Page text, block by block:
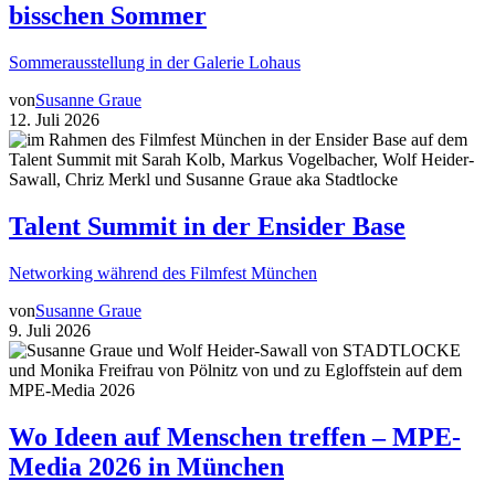
bisschen Sommer
Sommerausstellung in der Galerie Lohaus
vonSusanne Graue
12. Juli 2026
Talent Summit in der Ensider Base
Networking während des Filmfest München
vonSusanne Graue
9. Juli 2026
Wo Ideen auf Menschen treffen – MPE-
Media 2026 in München